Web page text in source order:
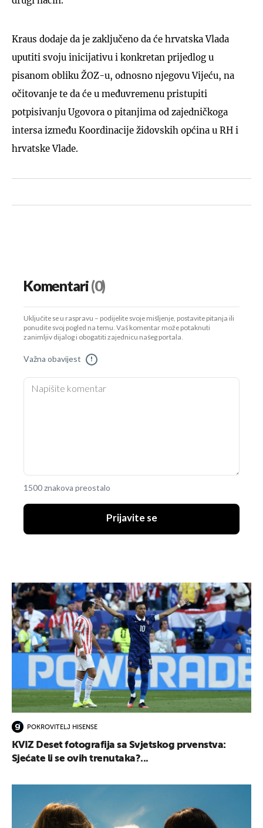
Kraus dodaje da je zaključeno da će hrvatska Vlada
uputiti svoju inicijativu i konkretan prijedlog u
pisanom obliku ŽOZ-u, odnosno njegovu Vijeću, na
očitovanje te da će u međuvremenu pristupiti
potpisivanju Ugovora o pitanjima od zajedničkoga
intersa između Koordinacije židovskih općina u RH i
hrvatske Vlade.
Komentari(0)
Uključite se u raspravu – podijelite svoje mišljenje, postavite pitanja ili
ponudite svoj pogled na temu. Vaš komentar može potaknuti
zanimljiv dijalog i obogatiti zajednicu našeg portala.
Važna obavijest !
1500 znakova preostalo
Prijavite se
POKROVITELJ HISENSE
KVIZ Deset fotografija sa Svjetskog prvenstva:
Sjećate li se ovih trenutaka?...